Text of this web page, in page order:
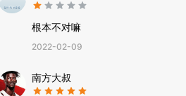
根本不对嘛
2022-02-09
南方大叔